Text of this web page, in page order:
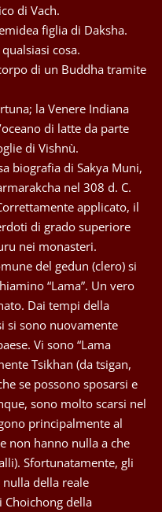
di Vach.
figlia di Daksha.
cosa.
di un Buddha tramite
la Venere Indiana
di latte da parte
di Vishnù.
biografia di Sakya Muni,
nel 308 d. C.
applicato, il
di grado superiore
nei monasteri.
del gedun (clero) si
“Lama”. Un vero
Dai tempi della
si sono nuovamente
Vi sono “Lama
Tsikhan (da tsigan,
se possono sposarsi e
sono molto scarsi nel
principalmente al
non hanno nulla a che
Sfortunatamente, gli
della reale
della